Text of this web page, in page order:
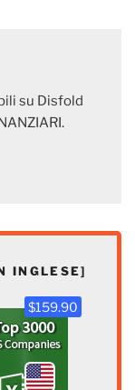
su Disfold
INGLESE]
$159.90